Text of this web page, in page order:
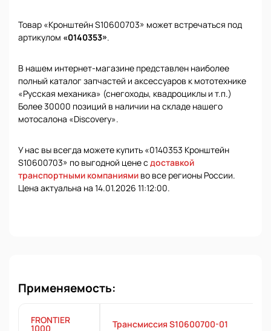
Товар «Кронштейн S10600703» может встречаться под
артикулом «0140353».
В нашем интернет-магазине представлен наиболее
полный каталог запчастей и аксессуаров к мототехнике
«Русская механика» (снегоходы, квадроциклы и т.п.)
Более 30000 позиций в наличии на складе нашего
мотосалона «Discovery».
У нас вы всегда можете купить «0140353 Кронштейн
S10600703» по выгодной цене с доставкой
транспортными компаниями во все регионы России.
Цена актуальна на 14.01.2026 11:12:00.
Применяемость:
FRONTIER
1000 Трансмиссия S10600700-01